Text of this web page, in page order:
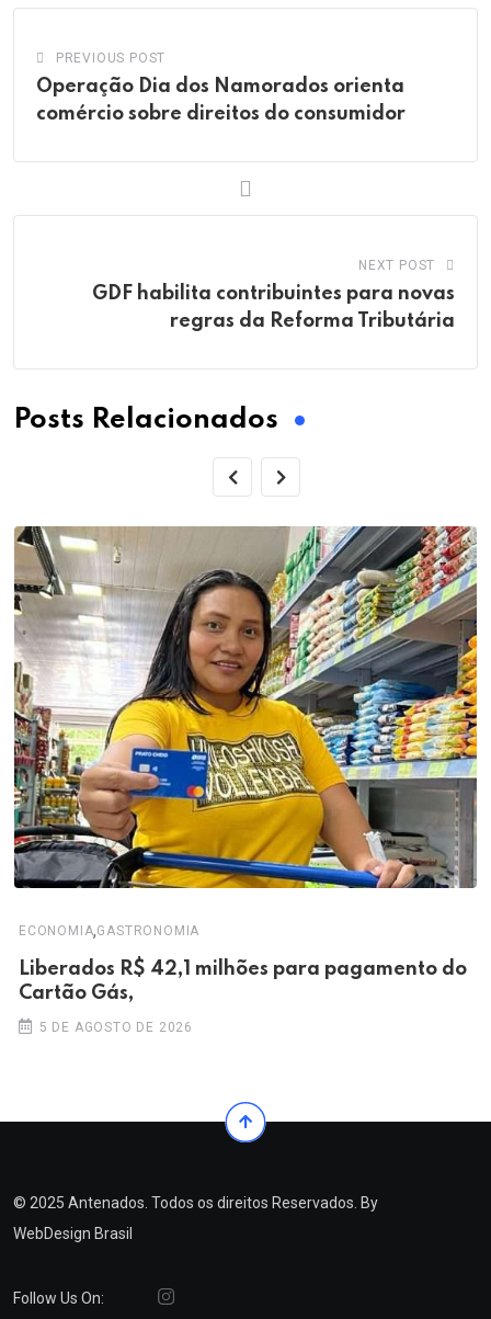
PREVIOUS POST
Operação Dia dos Namorados orienta
comércio sobre direitos do consumidor
NEXT POST
GDF habilita contribuintes para novas
regras da Reforma Tributária
Posts Relacionados
ECONOMIA,GASTRONOMIA
Liberados R$ 42,1 milhões para pagamento do
Cartão Gás,
5 DE AGOSTO DE 2026
© 2025 Antenados. Todos os direitos Reservados. By
WebDesign Brasil
Follow Us On: